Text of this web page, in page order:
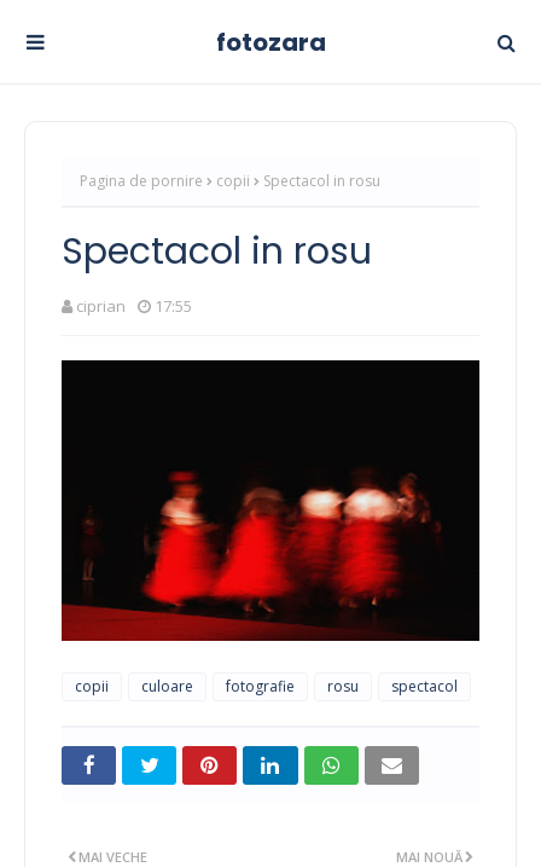
fotozara
Pagina de pornire copii Spectacol in rosu
Spectacol in rosu
ciprian 17:55
copii culoare fotografie rosu spectacol
MAI NOUĂ
MAI VECHE